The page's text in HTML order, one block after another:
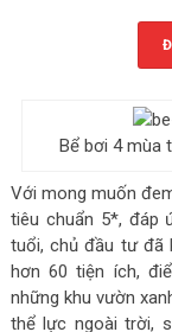
Bể bơi 4 mùa
Với mong muốn
tiêu chuẩn 5*, đáp
tuổi, chủ đầu tư đã
hơn 60 tiện ích,
những khu vườn
thể lực ngoài trời,